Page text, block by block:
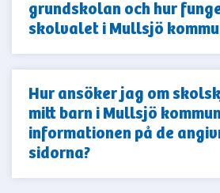
grundskolan och hur
skolvalet i Mullsjö
Hur ansöker jag om
mitt barn i Mullsjö
informationen på de
sidorna?